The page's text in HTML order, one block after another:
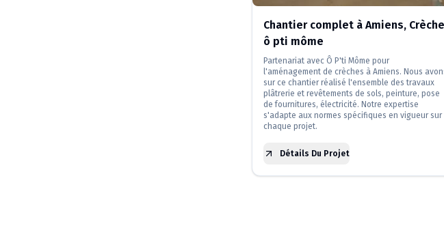
Chantier complet à Amiens, Crèche
ô pti môme
Partenariat avec Ô P'ti Môme pour
l'aménagement de crèches à Amiens. Nous
sur ce chantier réalisé l'ensemble des travaux
plâtrerie et revêtements de sols, peinture, pose
de fournitures, électricité. Notre expertise
s'adapte aux normes spécifiques en vigueur sur
chaque projet.
Détails Du Projet